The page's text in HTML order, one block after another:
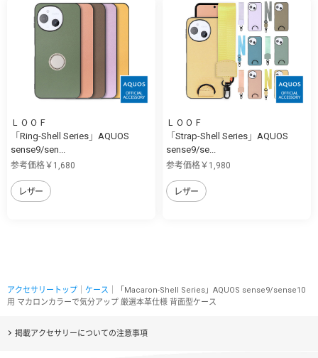
ＬＯＯＦ
「Ring-Shell Series」AQUOS
sense9/sen...
参考価格￥1,680
レザー
ＬＯＯＦ
「Strap-Shell Series」AQUOS
sense9/se...
参考価格￥1,980
レザー
アクセサリートップ ケース ｜「Macaron-Shell Series」AQUOS sense9/sense10
用 マカロンカラーで気分アップ 厳選本革仕様 背面型ケース
掲載アクセサリーについての注意事項